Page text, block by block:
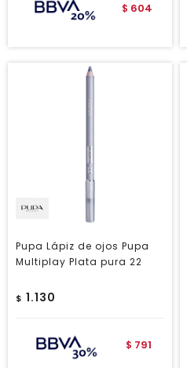
$ 604
Pupa Lápiz de ojos Pupa
Multiplay Plata pura 22
$ 1.130
$ 791